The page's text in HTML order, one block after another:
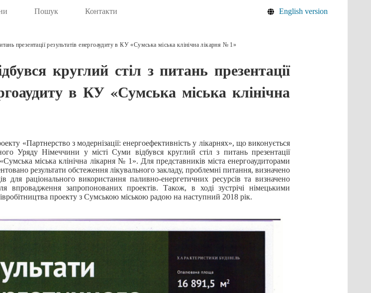
Пошук Контакти English version
презентації результатів енергоаудиту в КУ «Сумська міська клінічна лікарня № 1»
круглий стіл з питань презентації
в КУ «Сумська міська клінічна
«Партнерство з модернізації: енергоефективність у лікарнях», що виконується
Уряду Німеччини у місті Суми відбувся круглий стіл з питань презентації
міська клінічна лікарня № 1». Для представників міста енергоаудиторами
результати обстеження лікувального закладу, проблемні питання, визначено
для раціонального використання паливно-енергетичних ресурсів та визначено
впровадження запропонованих проектів. Також, в ході зустрічі німецькими
проекту з Сумською міською радою на наступний 2018 рік.